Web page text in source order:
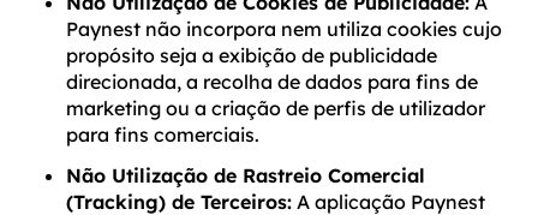
Paynest não incorpora nem utiliza cookies cujo
propósito seja a exibição de publicidade
direcionada, a recolha de dados para fins de
marketing ou a criação de perfis de utilizador
para fins comerciais.
Não Utilização de Rastreio Comercial
(Tracking) de Terceiros: A aplicação Paynest